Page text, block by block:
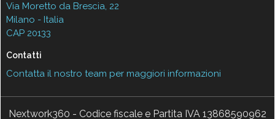
Via Moretto da Brescia, 22
Milano - Italia
CAP 20133
Contatti
Contatta il nostro team per maggiori informazioni
Nextwork360 - Codice fiscale e Partita IVA 13868590962